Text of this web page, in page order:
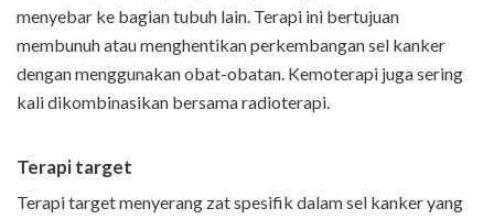
menyebar ke bagian tubuh lain. Terapi ini bertujuan
membunuh atau menghentikan perkembangan sel kanker
dengan menggunakan obat-obatan. Kemoterapi juga sering
kali dikombinasikan bersama radioterapi.
Terapi target
Terapi target menyerang zat spesifik dalam sel kanker yang